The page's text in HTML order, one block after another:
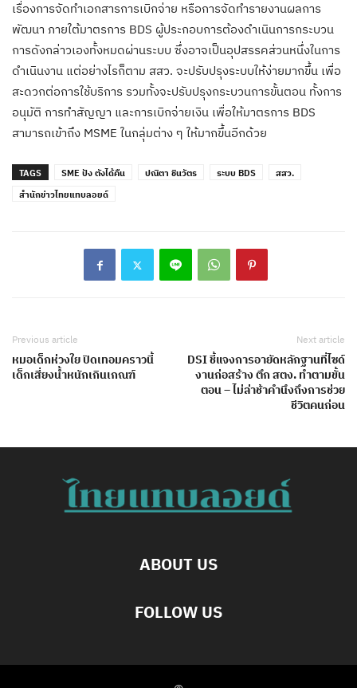
เรื่องการจัดทำเอกสารการเบิกจ่าย หรือการจัดทำรายงานผลการ
พัฒนา ภายใต้มาตรการ BDS ผู้ประกอบการต้องดำเนินการกระบวน
การดังกล่าวเองทั้งหมดผ่านระบบ ซึ่งอาจเป็นอุปสรรคส่วนหนึ่งในการ
ดำเนินงาน แต่อย่างไรก็ตาม สสว. จะปรับปรุงระบบให้ง่ายมากขึ้น เพื่อ
สะดวกต่อการใช้บริการ รวมทั้งจะปรับปรุงกระบวนการขั้นตอน ทั้งการ
อนุมัติ การทำสัญญา และการเบิกจ่ายเงิน เพื่อให้มาตรการ BDS
สามารถเข้าถึง MSME ในกลุ่มต่าง ๆ ให้มากขึ้นอีกด้วย
TAGS SME ปัง ตังได้คืน ปณิตา ชินวัตร ระบบ BDS
สสว.
สำนักข่าวไทยแทบลอยด์
Previous article
หมอเด็กห่วงใย ปิดเทอมคราวนี้
เด็กเสี่ยงน้ำหนักเกินเกณฑ์
Next article
DSI ชี้แจงการอายัดหลักฐานที่ไซด์
งานก่อสร้าง ตึก สตง. ทำตามขั้น
ตอน – ไม่ล่าช้าคำนึงถึงการช่วย
ชีวิตคนก่อน
ABOUT US
FOLLOW US